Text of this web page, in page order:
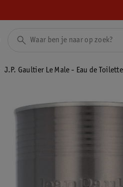
J.P. Gaultier Le Male - Eau de